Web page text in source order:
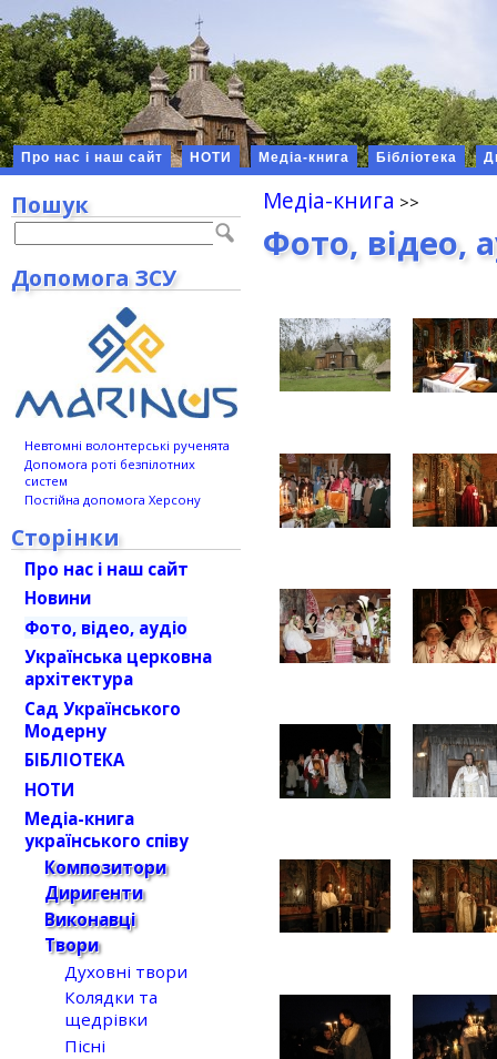
Про нас і наш сайт НОТИ Медіа-книга Бібліотека
Медіа-книга
Фото, відео,
Пошук
Допомога ЗСУ
Невтомні волонтерські рученята
Допомога роті безпілотних
систем
Постійна допомога Херсону
Сторінки
Про нас і наш сайт
Новини
Фото, відео, аудіо
Українська церковна
архітектура
Сад Українського
Модерну
БІБЛІОТЕКА
НОТИ
Медіа-книга
українського співу
Композитори
Диригенти
Виконавці
Твори
Духовні твори
Колядки та
щедрівки
Пісні